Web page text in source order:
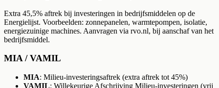
Extra 45,5% aftrek bij investeringen in bedrijfsmiddelen op de
Energielijst. Voorbeelden: zonnepanelen, warmtepompen, isolatie,
energiezuinige machines. Aanvragen via rvo.nl, bij aanschaf van het
bedrijfsmiddel.
MIA / VAMIL
MIA: Milieu-investeringsaftrek (extra aftrek tot 45%)
VAMIL: Willekeurige Afschrijving Milieu-investeringen (vrij